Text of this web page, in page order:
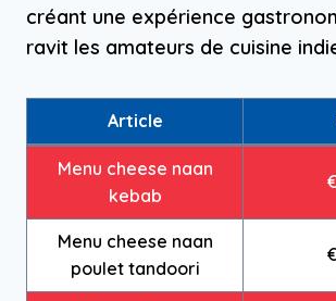
créant une expérience
ravit les amateurs de cuisine
Article
Menu cheese naan
kebab
Menu cheese naan
poulet tandoori